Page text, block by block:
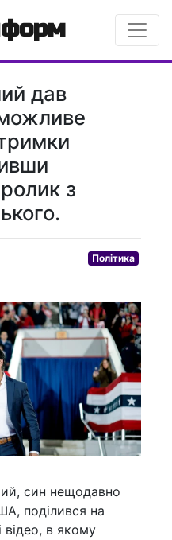
дав
з
Політика
син нещодавно
поділився на
відео, в якому